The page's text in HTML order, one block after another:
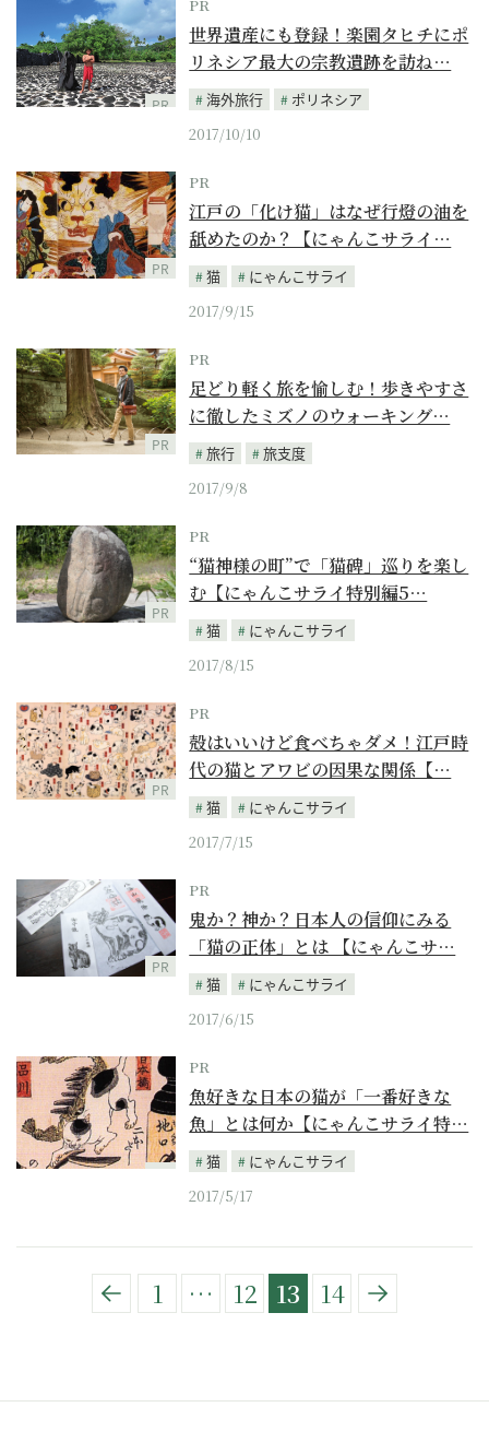
PR
PR
世界遺産にも登録！楽園タヒチにポ
リネシア最大の宗教遺跡を訪ね…
海外旅行
ポリネシア
2017/10/10
PR
PR
江戸の「化け猫」はなぜ行燈の油を
舐めたのか？【にゃんこサライ…
猫
にゃんこサライ
2017/9/15
PR
PR
足どり軽く旅を愉しむ！歩きやすさ
に徹したミズノのウォーキング…
旅行
旅支度
2017/9/8
PR
PR
“猫神様の町”で「猫碑」巡りを楽し
む【にゃんこサライ特別編5…
猫
にゃんこサライ
2017/8/15
PR
PR
殻はいいけど食べちゃダメ！江戸時
代の猫とアワビの因果な関係【…
猫
にゃんこサライ
2017/7/15
PR
PR
鬼か？神か？日本人の信仰にみる
「猫の正体」とは 【にゃんこサ…
猫
にゃんこサライ
2017/6/15
PR
PR
魚好きな日本の猫が「一番好きな
魚」とは何か【にゃんこサライ特…
猫
にゃんこサライ
2017/5/17
1 … 12 13 14